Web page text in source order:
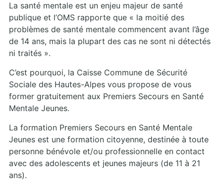
La santé mentale est un enjeu majeur de santé
publique et l’OMS rapporte que « la moitié des
problèmes de santé mentale commencent avant l’âge
de 14 ans, mais la plupart des cas ne sont ni détectés
ni traités ».
C’est pourquoi, la Caisse Commune de Sécurité
Sociale des Hautes-Alpes vous propose de vous
former gratuitement aux Premiers Secours en Santé
Mentale Jeunes.
La formation Premiers Secours en Santé Mentale
Jeunes est une formation citoyenne, destinée à toute
personne bénévole et/ou professionnelle en contact
avec des adolescents et jeunes majeurs (de 11 à 21
ans).